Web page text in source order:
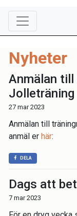
Nyheter
Anmälan till
Jolleträning
27 mar 2023
Anmälan till
anmäl er här:
DELA
Dags att
7 mar 2023